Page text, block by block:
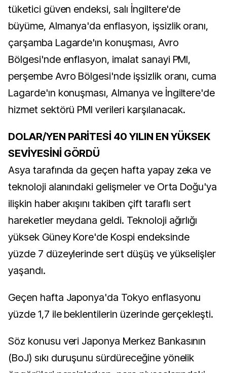
tüketici güven endeksi, salı İngiltere'de
büyüme, Almanya'da enflasyon, işsizlik oranı,
çarşamba Lagarde'ın konuşması, Avro
Bölgesi'nde enflasyon, imalat sanayi PMI,
perşembe Avro Bölgesi'nde işsizlik oranı, cuma
Lagarde'ın konuşması, Almanya ve İngiltere'de
hizmet sektörü PMI verileri karşılanacak.
DOLAR/YEN PARİTESİ 40 YILIN EN YÜKSEK
SEVİYESİNİ GÖRDÜ
Asya tarafında da geçen hafta yapay zeka ve
teknoloji alanındaki gelişmeler ve Orta Doğu'ya
ilişkin haber akışını takiben çift taraflı sert
hareketler meydana geldi. Teknoloji ağırlığı
yüksek Güney Kore'de Kospi endeksinde
yüzde 7 düzeylerinde sert düşüş ve yükselişler
yaşandı.
Geçen hafta Japonya'da Tokyo enflasyonu
yüzde 1,7 ile beklentilerin üzerinde gerçekleşti.
Söz konusu veri Japonya Merkez Bankasının
(BoJ) sıkı duruşunu sürdüreceğine yönelik